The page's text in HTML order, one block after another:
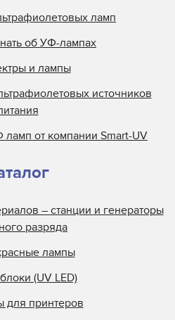
ламп
об УФ-лампах
и лампы
источников
от компании Smart-UV
– станции и генераторы
разряда
лампы
(UV LED)
принтеров